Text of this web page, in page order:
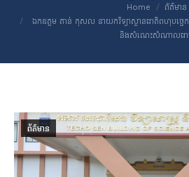
Home
ព័ត៌មាន
ឯកឧត្តម តាន់​ កុសល នាយកវិទ្យាស្ថានជាតិពហុបច្ច
និងសំណេះសំណាលជ
ព័ត៌មាន